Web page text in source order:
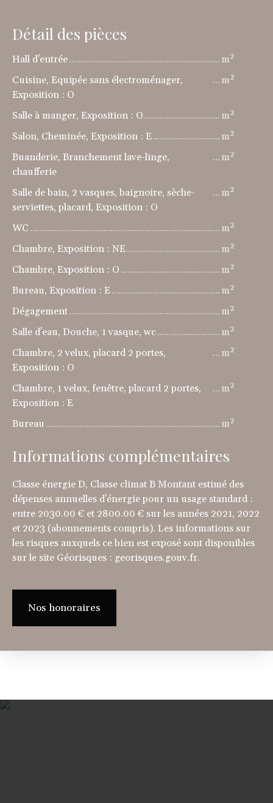
Détail des pièces
Hall d'entrée
m²
Cuisine, Equipée sans électroménager,
Exposition : O
m²
Salle à manger, Exposition : O
m²
Salon, Cheminée, Exposition : E
m²
Buanderie, Branchement lave-linge,
chaufferie
m²
Salle de bain, 2 vasques, baignoire, sèche-
serviettes, placard, Exposition : O
m²
WC
m²
Chambre, Exposition : NE
m²
Chambre, Exposition : O
m²
Bureau, Exposition : E
m²
Dégagement
m²
Salle d'eau, Douche, 1 vasque, wc
m²
Chambre, 2 velux, placard 2 portes,
Exposition : O
m²
Chambre, 1 velux, fenêtre, placard 2 portes,
Exposition : E
m²
Bureau m²
Informations complémentaires
Classe énergie D, Classe climat B Montant estimé des
dépenses annuelles d'énergie pour un usage standard :
entre 2030.00 € et 2800.00 € sur les années 2021, 2022
et 2023 (abonnements compris). Les informations sur
les risques auxquels ce bien est exposé sont disponibles
sur le site Géorisques : georisques.gouv.fr.
Nos honoraires